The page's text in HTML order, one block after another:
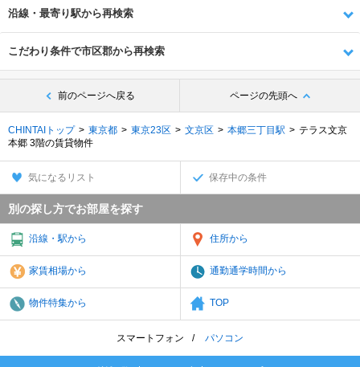
沿線・最寄り駅から再検索
こだわり条件で市区郡から再検索
前のページへ戻る ページの先頭へ
CHINTAIトップ 東京都 東京23区 文京区 本郷三丁目駅
テラス文京
本郷 3階の賃貸物件
気になるリスト 保存中の条件
別の探し方でお部屋を探す
沿線・駅から 住所から
家賃相場から 通勤通学時間から
物件特集から TOP
スマートフォン パソコン